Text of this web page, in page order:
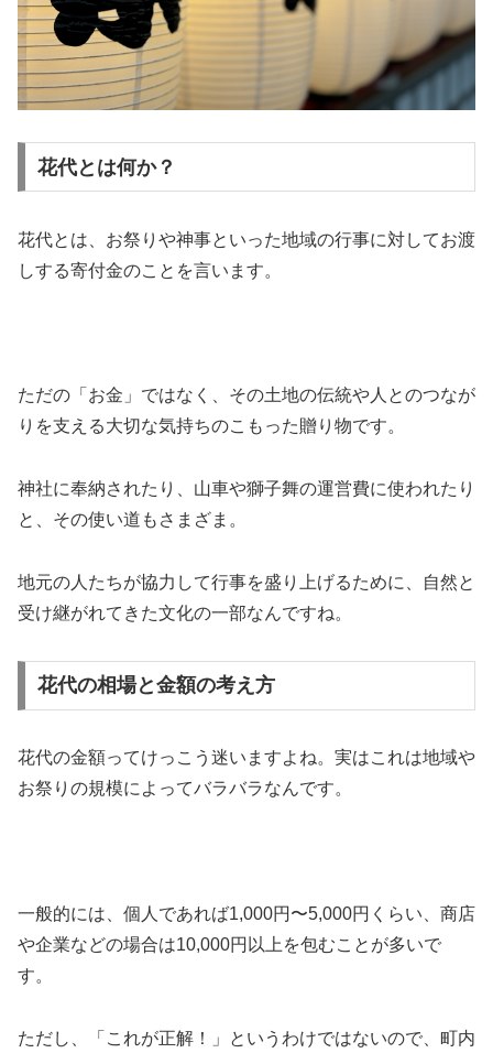
花代とは何か？
花代とは、お祭りや神事といった地域の行事に対してお渡
しする寄付金のことを言います。
ただの「お金」ではなく、その土地の伝統や人とのつなが
りを支える大切な気持ちのこもった贈り物です。
神社に奉納されたり、山車や獅子舞の運営費に使われたり
と、その使い道もさまざま。
地元の人たちが協力して行事を盛り上げるために、自然と
受け継がれてきた文化の一部なんですね。
花代の相場と金額の考え方
花代の金額ってけっこう迷いますよね。実はこれは地域や
お祭りの規模によってバラバラなんです。
一般的には、個人であれば1,000円〜5,000円くらい、商店
や企業などの場合は10,000円以上を包むことが多いで
す。
ただし、「これが正解！」というわけではないので、町内